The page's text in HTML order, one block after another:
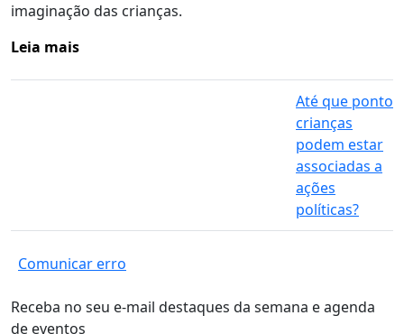
imaginação das crianças.
Leia mais
Até que ponto
crianças
podem estar
associadas a
ações
políticas?
Comunicar erro
Receba no seu e-mail destaques da semana e agenda
de eventos